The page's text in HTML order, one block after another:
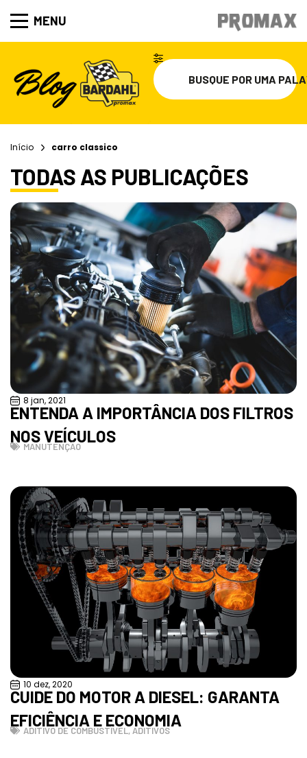
MENU
Início carro classico
TODAS AS PUBLICAÇÕES
8 jan, 2021
ENTENDA A IMPORTÂNCIA DOS FILTROS
NOS VEÍCULOS
MANUTENÇÃO
10 dez, 2020
CUIDE DO MOTOR A DIESEL: GARANTA
EFICIÊNCIA E ECONOMIA
ADITIVO DE COMBUSTÍVEL, ADITIVOS